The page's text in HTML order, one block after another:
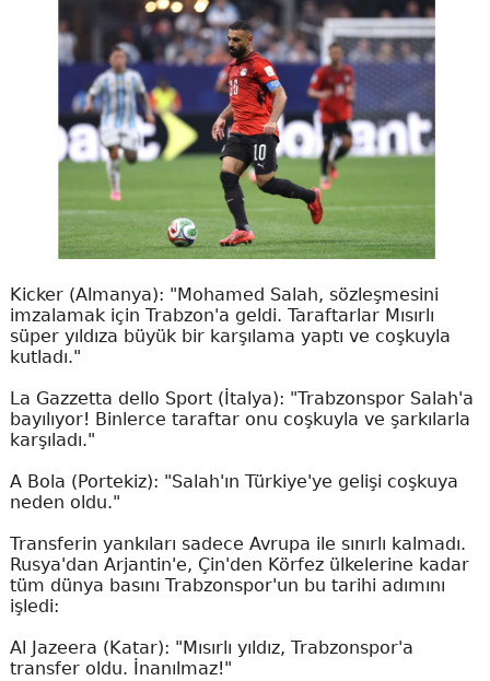
Kicker (Almanya): "Mohamed Salah, sözleşmesini
imzalamak için Trabzon'a geldi. Taraftarlar Mısırlı
süper yıldıza büyük bir karşılama yaptı ve coşkuyla
kutladı."
La Gazzetta dello Sport (İtalya): "Trabzonspor Salah'a
bayılıyor! Binlerce taraftar onu coşkuyla ve şarkılarla
karşıladı."
A Bola (Portekiz): "Salah'ın Türkiye'ye gelişi coşkuya
neden oldu."
Transferin yankıları sadece Avrupa ile sınırlı kalmadı.
Rusya'dan Arjantin'e, Çin'den Körfez ülkelerine kadar
tüm dünya basını Trabzonspor'un bu tarihi adımını
işledi:
Al Jazeera (Katar): "Mısırlı yıldız, Trabzonspor'a
transfer oldu. İnanılmaz!"